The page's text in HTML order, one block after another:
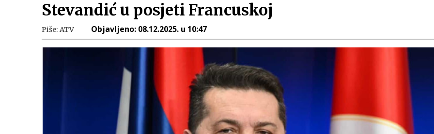
Stevandić u posjeti Francuskoj
Piše: ATV Objavljeno: 08.12.2025. u 10:47